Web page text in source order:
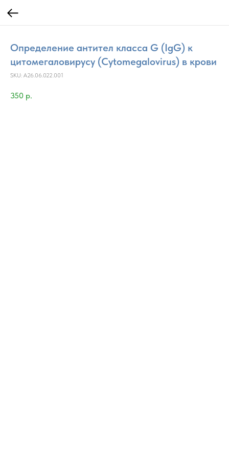
Определение антител класса G (IgG) к
цитомегаловирусу (Cytomegalovirus) в крови
SKU: A26.06.022.001
350 р.